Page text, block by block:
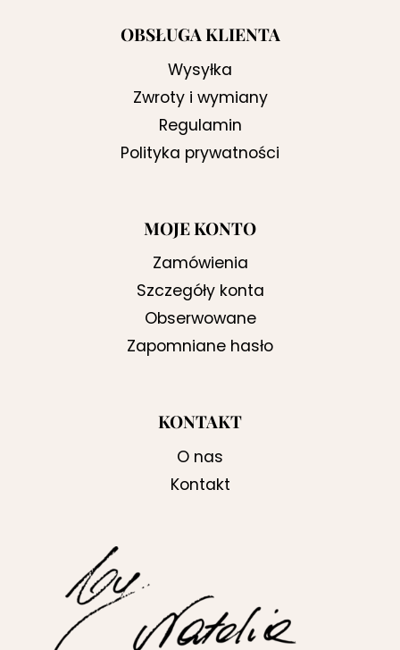
OBSŁUGA KLIENTA
Wysyłka
Zwroty i wymiany
Regulamin
Polityka prywatności
MOJE KONTO
Zamówienia
Szczegóły konta
Obserwowane
Zapomniane hasło
KONTAKT
O nas
Kontakt